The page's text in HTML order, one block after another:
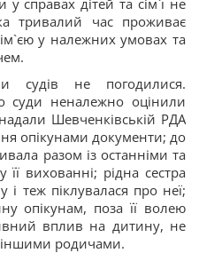
справах дітей та сім`ї не
тривалий час проживає
у належних умовах та
судів не погодилися.
суди неналежно оцінили
Шевченківській РДА
опікунами документи; до
разом із останніми та
вихованні; рідна сестра
і теж піклувалася про неї;
опікунам, поза її волею
вплив на дитину, не
іншими родичами.